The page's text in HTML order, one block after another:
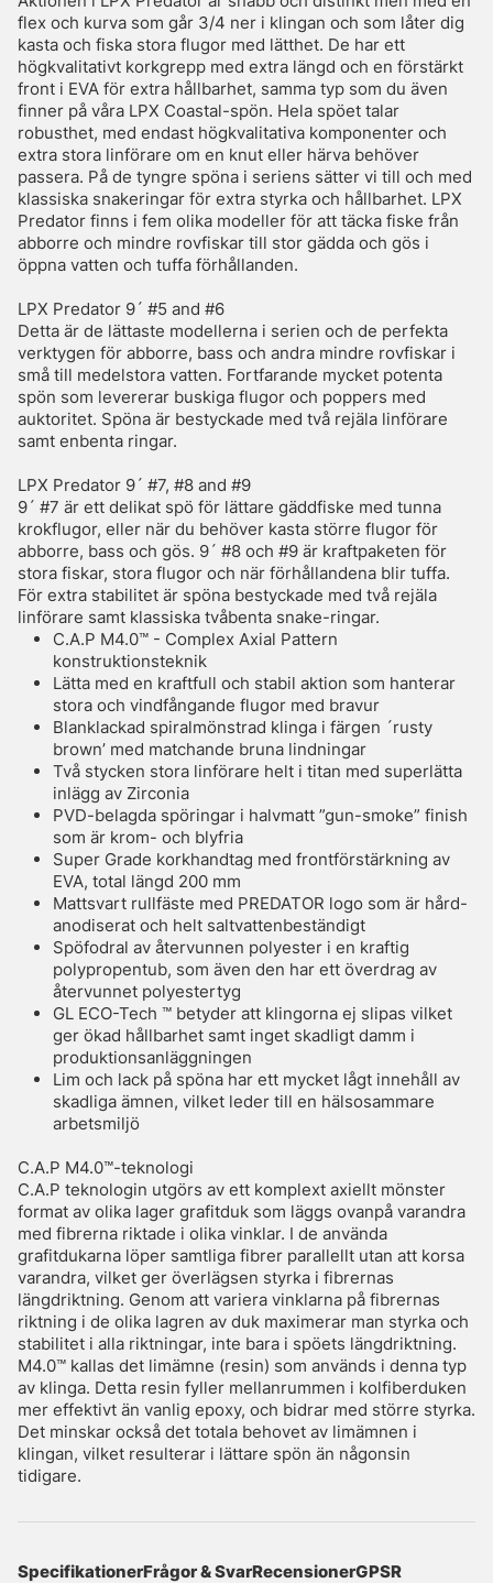
flex och kurva som går 3/4 ner i klingan och som låter dig
kasta och fiska stora flugor med lätthet. De har ett
högkvalitativt korkgrepp med extra längd och en förstärkt
front i EVA för extra hållbarhet, samma typ som du även
finner på våra LPX Coastal-spön. Hela spöet talar
robusthet, med endast högkvalitativa komponenter och
extra stora linförare om en knut eller härva behöver
passera. På de tyngre spöna i seriens sätter vi till och med
klassiska snakeringar för extra styrka och hållbarhet. LPX
Predator finns i fem olika modeller för att täcka fiske från
abborre och mindre rovfiskar till stor gädda och gös i
öppna vatten och tuffa förhållanden.
LPX Predator 9´ #5 and #6
Detta är de lättaste modellerna i serien och de perfekta
verktygen för abborre, bass och andra mindre rovfiskar i
små till medelstora vatten. Fortfarande mycket potenta
spön som levererar buskiga flugor och poppers med
auktoritet. Spöna är bestyckade med två rejäla linförare
samt enbenta ringar.
LPX Predator 9´ #7, #8 and #9
9´ #7 är ett delikat spö för lättare gäddfiske med tunna
krokflugor, eller när du behöver kasta större flugor för
abborre, bass och gös. 9´ #8 och #9 är kraftpaketen för
stora fiskar, stora flugor och när förhållandena blir tuffa.
För extra stabilitet är spöna bestyckade med två rejäla
linförare samt klassiska tvåbenta snake-ringar.
C.A.P M4.0™ - Complex Axial Pattern
konstruktionsteknik
Lätta med en kraftfull och stabil aktion som hanterar
stora och vindfångande flugor med bravur
Blanklackad spiralmönstrad klinga i färgen ´rusty
brown’ med matchande bruna lindningar
Två stycken stora linförare helt i titan med superlätta
inlägg av Zirconia
PVD-belagda spöringar i halvmatt ”gun-smoke” finish
som är krom- och blyfria
Super Grade korkhandtag med frontförstärkning av
EVA, total längd 200 mm
Mattsvart rullfäste med PREDATOR logo som är hård-
anodiserat och helt saltvattenbeständigt
Spöfodral av återvunnen polyester i en kraftig
polypropentub, som även den har ett överdrag av
återvunnet polyestertyg
GL ECO-Tech ™ betyder att klingorna ej slipas vilket
ger ökad hållbarhet samt inget skadligt damm i
produktionsanläggningen
Lim och lack på spöna har ett mycket lågt innehåll av
skadliga ämnen, vilket leder till en hälsosammare
arbetsmiljö
C.A.P M4.0™-teknologi
C.A.P teknologin utgörs av ett komplext axiellt mönster
format av olika lager grafitduk som läggs ovanpå varandra
med fibrerna riktade i olika vinklar. I de använda
grafitdukarna löper samtliga fibrer parallellt utan att korsa
varandra, vilket ger överlägsen styrka i fibrernas
längdriktning. Genom att variera vinklarna på fibrernas
riktning i de olika lagren av duk maximerar man styrka och
stabilitet i alla riktningar, inte bara i spöets längdriktning.
M4.0™ kallas det limämne (resin) som används i denna typ
av klinga. Detta resin fyller mellanrummen i kolfiberduken
mer effektivt än vanlig epoxy, och bidrar med större styrka.
Det minskar också det totala behovet av limämnen i
klingan, vilket resulterar i lättare spön än någonsin
tidigare.
SpecifikationerFrågor & SvarRecensionerGPSR